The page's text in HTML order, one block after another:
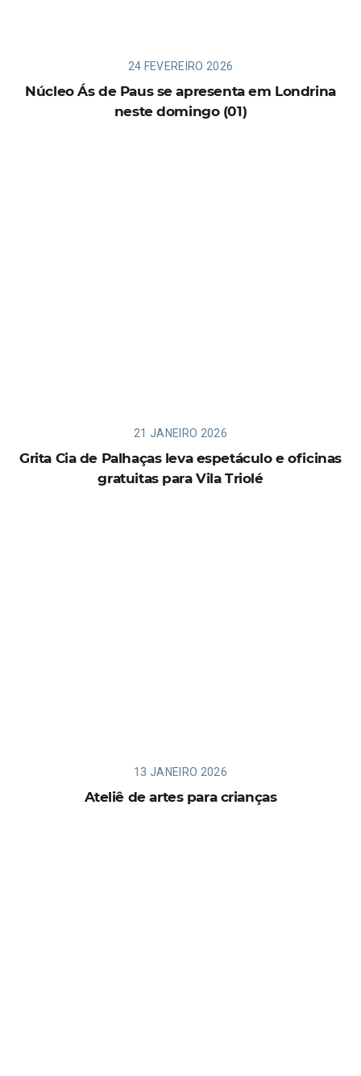
24 FEVEREIRO 2026
Núcleo Ás de Paus se apresenta em Londrina
neste domingo (01)
21 JANEIRO 2026
Grita Cia de Palhaças leva espetáculo e oficinas
gratuitas para Vila Triolé
13 JANEIRO 2026
Ateliê de artes para crianças